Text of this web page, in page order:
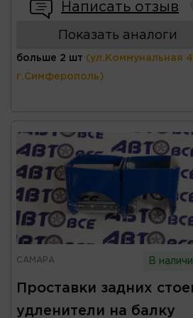
Написать отзыв
Показать аналоги
больше 2 шт (ул.Коммунальная
г.Симферополь)
САМАРА В
Проставки задних
удленители на балку